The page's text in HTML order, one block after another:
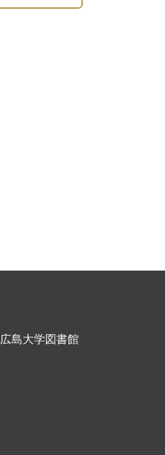
広島大学図書館